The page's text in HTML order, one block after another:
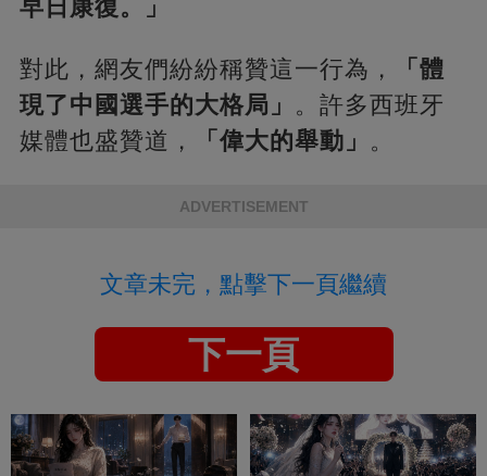
早日康復。」
對此，網友們紛紛稱贊這一行為，
「體
現了中國選手的大格局」 。許多西班牙
媒體也盛贊道，
「偉大的舉動」 。
ADVERTISEMENT
文章未完，點擊下一頁繼續
下一頁